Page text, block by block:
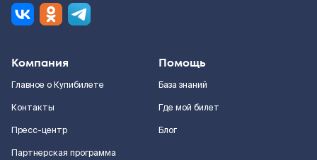
Компания
Главное о Купибилете
Контакты
Пресс-центр
Партнерская программа
Помощь
База знаний
Где мой билет
Блог